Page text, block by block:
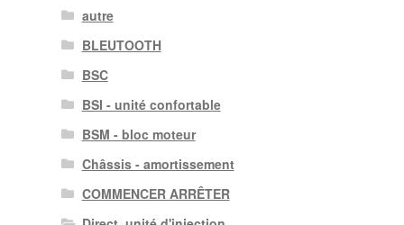
autre
BLEUTOOTH
BSC
BSI - unité confortable
BSM - bloc moteur
Châssis - amortissement
COMMENCER ARRÊTER